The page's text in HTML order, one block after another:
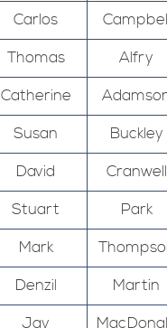
Carlos
Thomas Alfry
Catherine
Susan Buckley
David Cranwell
Stuart Park
Mark
Denzil Martin
Jay